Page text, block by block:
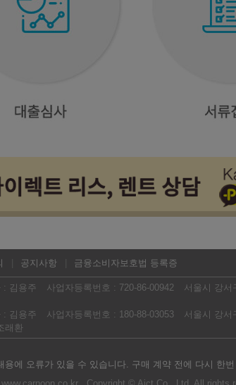
공지사항 금융소비자보호법 등록증
: 김용주 사업자등록번호 : 720-86-00942
서울시 강서
: 김용주 사업자등록번호 : 180-88-03053
서울시 강서
래환
에 오류가 있을 수 있습니다. 구매 계약 전에 다시 한